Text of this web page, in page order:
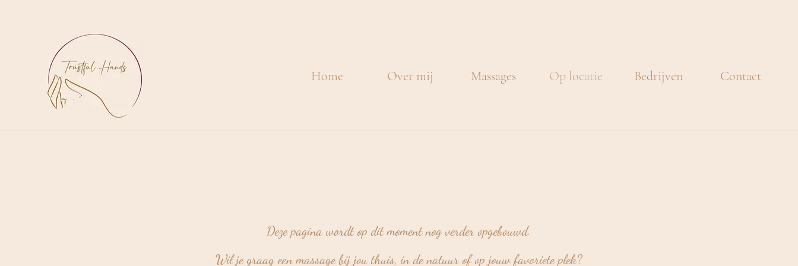
Home Over mij Massages Op locatie Bedrijven Contact
Deze pagina wordt op dit moment nog verder opgebouwd.
Wil je graag een massage bij jou thuis, in de natuur of op jouw favoriete plek?